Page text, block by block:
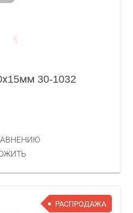
30-1032
РАСПРОДАЖА